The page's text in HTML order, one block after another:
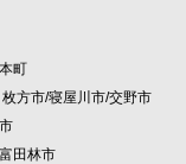
町
枚方市/寝屋川市/交野市
田林市